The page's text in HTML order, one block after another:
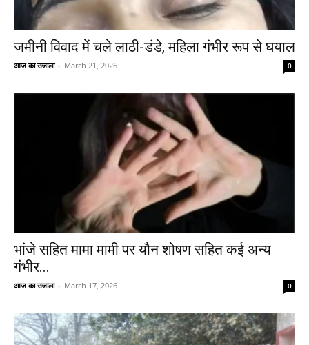
जमीनी विवाद में चले लाठी-डंडे, महिला गंभीर रूप से घयाल
आज का उजाला - March 21, 2026 0
भांजे सहित मामा मामी पर यौन शोषण सहित कई अन्य
गंभीर...
आज का उजाला - March 17, 2026 0